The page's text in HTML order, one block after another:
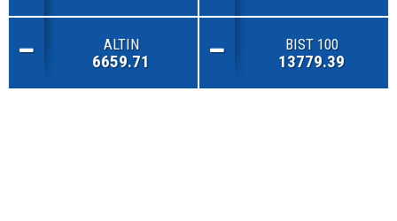
ALTIN
6659.71
BIST 100
13779.39